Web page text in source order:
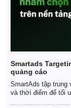
Smartads
quảng cáo
SmartAds tập trung
và thời điểm để tối